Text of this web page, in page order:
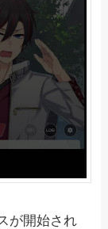
が開始され